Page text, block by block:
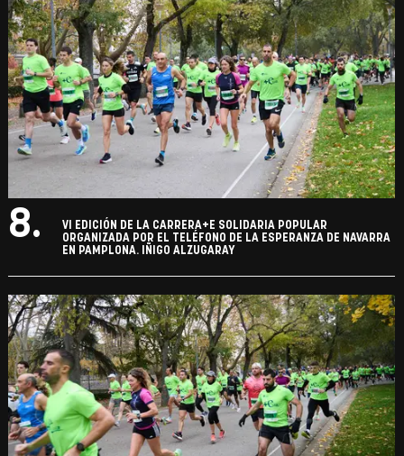
8.
VI EDICIÓN DE LA CARRERA+E SOLIDARIA POPULAR
ORGANIZADA POR EL TELÉFONO DE LA ESPERANZA DE NAVARRA
EN PAMPLONA. IÑIGO ALZUGARAY